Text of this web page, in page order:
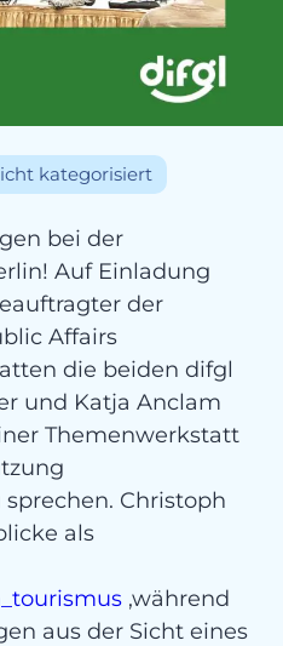
kategorisiert
bei der
Auf Einladung
der
Affairs
die beiden difgl
und Katja Anclam
Themenwerkstatt
sprechen. Christoph
als
,während
aus der Sicht eines